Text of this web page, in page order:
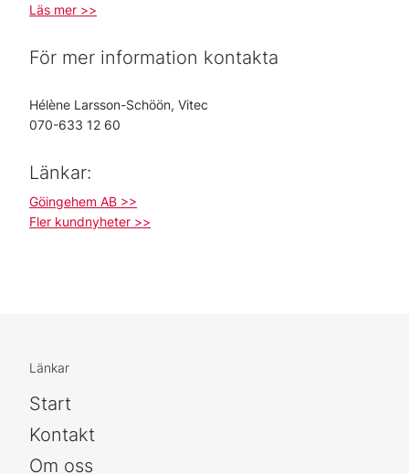
Läs mer >>
För mer information kontakta
Hélène Larsson-Schöön, Vitec
070-633 12 60
Länkar:
Göingehem AB >>
Fler kundnyheter >>
Länkar
Start
Kontakt
Om oss